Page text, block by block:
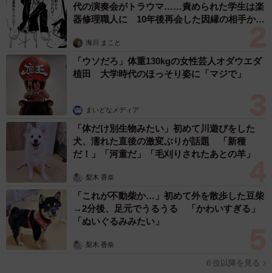
代の演奏会がトラウマ……責められた学生は楽
器修理職人に 10年後再会した因縁の相手から
海川 まこと
「ウソだろ」体重130kgの女性芸人オダウエダ
植田 大学時代のほっそり姿に「マジで」
まいどなメディア
「体だけ別生物みたい」初めて川遊びをした
犬、濡れた直後の激変ぶりが話題 「新種
だ！」「河童だ」「毛刈りされたあとの羊」
梨木 香奈
「これが不動柴か…」初めて外を散歩した豆柴
→2分後、足元でうるうる 「かわいすぎる」
「ぬいぐるみみたい」
梨木 香奈
６位以降を見る